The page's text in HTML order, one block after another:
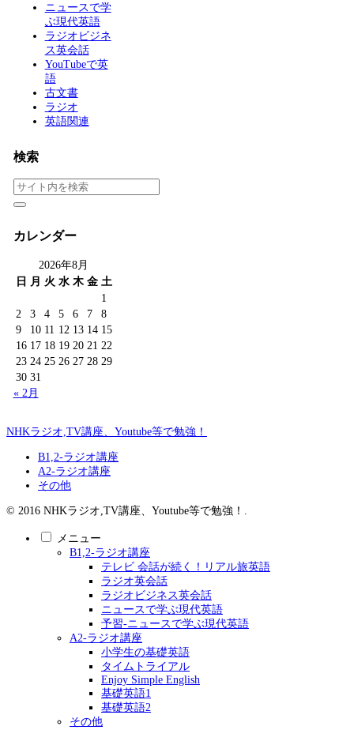
ニュースで学
ぶ現代英語
ラジオビジネ
ス英会話
YouTubeで英
語
古文書
ラジオ
英語関連
検索
カレンダー
2026年8月
日
月 火 水 木 金 土
1
2
3 4 5 6 7
8
9
10 11 12 13 14 15
16 17 18 19 20 21 22
23 24 25 26 27 28 29
30 31
« 2月
NHKラジオ,TV講座、Youtube等で勉強！
B1,2-ラジオ講座
A2-ラジオ講座
その他
© 2016 NHKラジオ,TV講座、Youtube等で勉強！.
メニュー
B1,2-ラジオ講座
テレビ 会話が続く！リアル旅英語
ラジオ英会話
ラジオビジネス英会話
ニュースで学ぶ現代英語
予習-ニュースで学ぶ現代英語
A2-ラジオ講座
小学生の基礎英語
タイムトライアル
Enjoy Simple English
基礎英語1
基礎英語2
その他